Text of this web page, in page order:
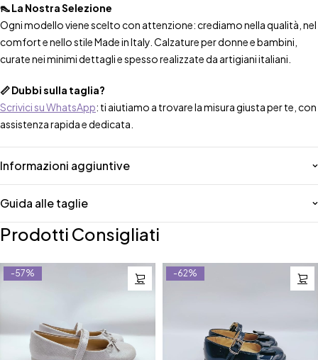
👠 La Nostra Selezione
Ogni modello viene scelto con attenzione: crediamo nella qualità, nel
comfort e nello stile Made in Italy. Calzature per donne e bambini,
curate nei minimi dettagli e spesso realizzate da artigiani italiani.
📏 Dubbi sulla taglia?
Scrivici su WhatsApp: ti aiutiamo a trovare la misura giusta per te, con
assistenza rapida e dedicata.
Informazioni aggiuntive
Guida alle taglie
Prodotti Consigliati
-57% -62%